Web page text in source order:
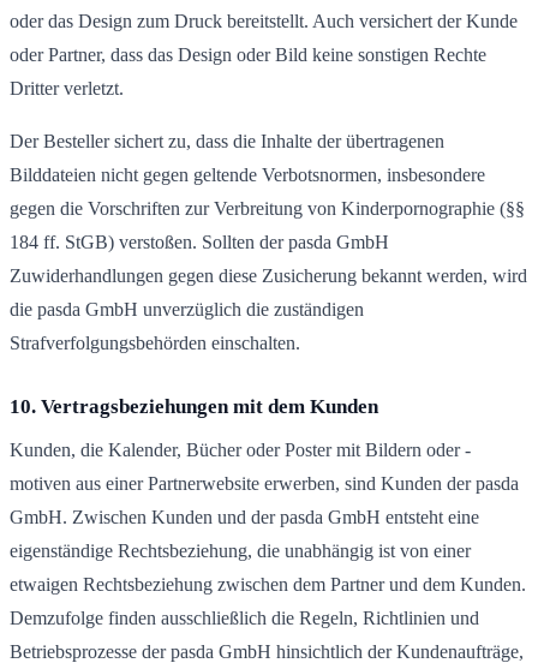
oder das Design zum Druck bereitstellt. Auch versichert der Kunde
oder Partner, dass das Design oder Bild keine sonstigen Rechte
Dritter verletzt.
Der Besteller sichert zu, dass die Inhalte der übertragenen
Bilddateien nicht gegen geltende Verbotsnormen, insbesondere
gegen die Vorschriften zur Verbreitung von Kinderpornographie (§§
184 ff. StGB) verstoßen. Sollten der pasda GmbH
Zuwiderhandlungen gegen diese Zusicherung bekannt werden, wird
die pasda GmbH unverzüglich die zuständigen
Strafverfolgungsbehörden einschalten.
10. Vertragsbeziehungen mit dem Kunden
Kunden, die Kalender, Bücher oder Poster mit Bildern oder -
motiven aus einer Partnerwebsite erwerben, sind Kunden der pasda
GmbH. Zwischen Kunden und der pasda GmbH entsteht eine
eigenständige Rechtsbeziehung, die unabhängig ist von einer
etwaigen Rechtsbeziehung zwischen dem Partner und dem Kunden.
Demzufolge finden ausschließlich die Regeln, Richtlinien und
Betriebsprozesse der pasda GmbH hinsichtlich der Kundenaufträge,